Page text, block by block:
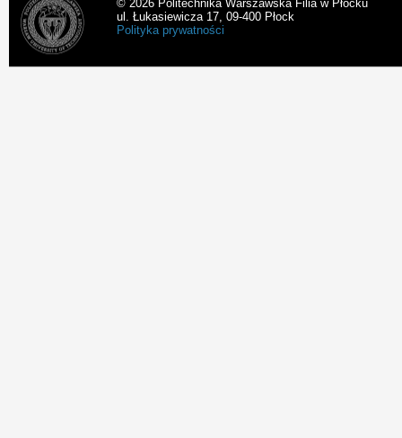
© 2026 Politechnika Warszawska Filia w Płocku
ul. Łukasiewicza 17, 09-400 Płock
Polityka prywatności